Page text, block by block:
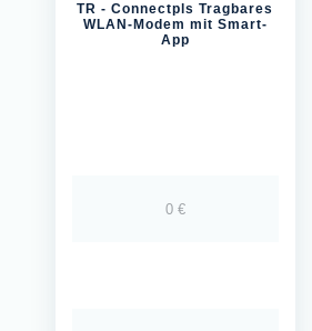
TR - Connectpls Tragbares
WLAN-Modem mit Smart-
App
0 €